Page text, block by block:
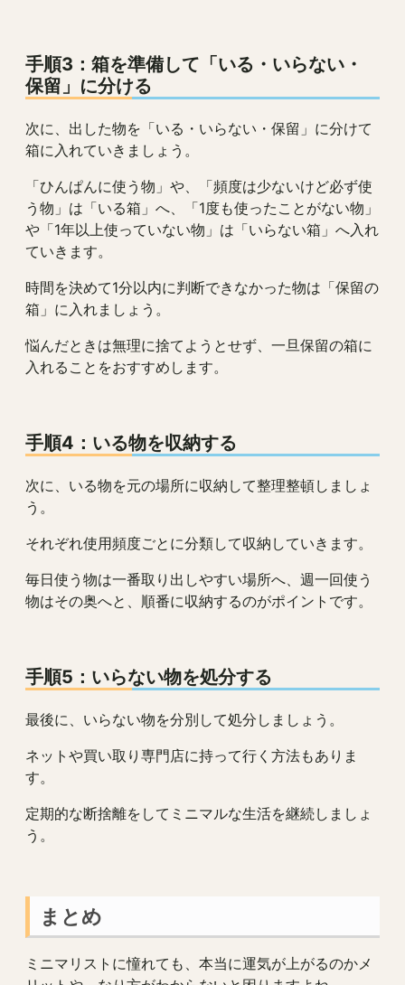
手順3：箱を準備して「いる・いらない・
保留」に分ける
次に、出した物を「いる・いらない・保留」に分けて
箱に入れていきましょう。
「ひんぱんに使う物」や、「頻度は少ないけど必ず使
う物」は「いる箱」へ、「1度も使ったことがない物」
や「1年以上使っていない物」は「いらない箱」へ入れ
ていきます。
時間を決めて1分以内に判断できなかった物は「保留の
箱」に入れましょう。
悩んだときは無理に捨てようとせず、一旦保留の箱に
入れることをおすすめします。
手順4：いる物を収納する
次に、いる物を元の場所に収納して整理整頓しましょ
う。
それぞれ使用頻度ごとに分類して収納していきます。
毎日使う物は一番取り出しやすい場所へ、週一回使う
物はその奥へと、順番に収納するのがポイントです。
手順5：いらない物を処分する
最後に、いらない物を分別して処分しましょう。
ネットや買い取り専門店に持って行く方法もありま
す。
定期的な断捨離をしてミニマルな生活を継続しましょ
う。
まとめ
ミニマリストに憧れても、本当に運気が上がるのかメ